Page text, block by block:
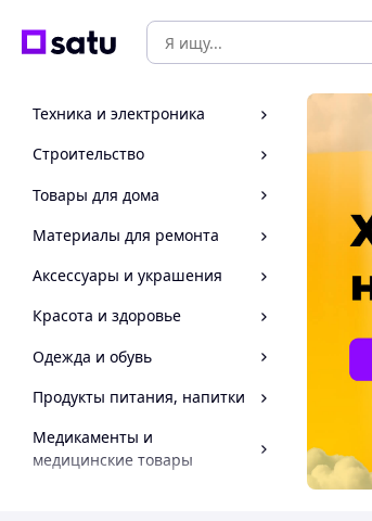
Техника и электроника
Строительство
Товары для дома
Материалы для ремонта
Аксессуары и украшения
Красота и здоровье
Одежда и обувь
Продукты питания, напитки
Медикаменты и
медицинские товары